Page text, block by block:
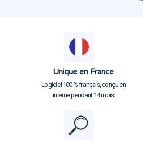
Unique en France
Logiciel 100 % français, conçu en
interne pendant 14 mois